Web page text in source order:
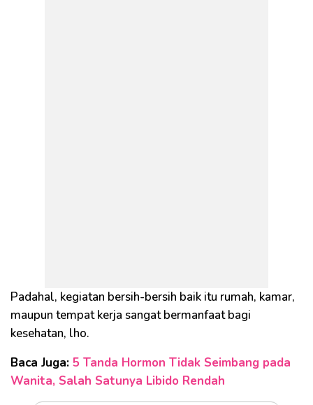
Padahal, kegiatan bersih-bersih baik itu rumah, kamar,
maupun tempat kerja sangat bermanfaat bagi
kesehatan, lho.
Baca Juga: 5 Tanda Hormon Tidak Seimbang pada
Wanita, Salah Satunya Libido Rendah